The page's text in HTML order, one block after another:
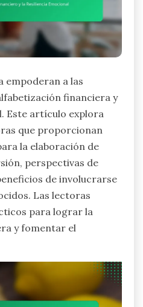
empoderan a las
financiera y
Este artículo explora
que proporcionan
la elaboración de
perspectivas de
de involucrarse
Las lectoras
para lograr la
y fomentar el